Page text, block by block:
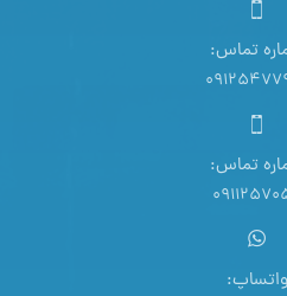
تماس:
تماس:
واتساپ: